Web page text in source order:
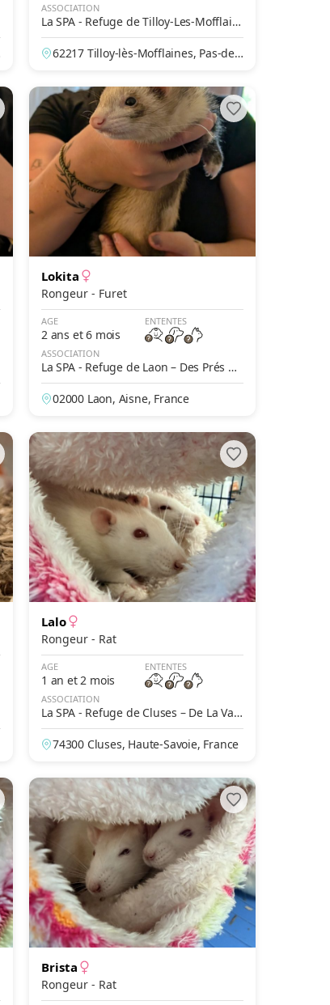
ASSOCIATION
La SPA - Refuge de Tilloy-Les-Mofflain
es – Arras
62217 Tilloy-lès-Mofflaines, Pas-de-
Lokita
Rongeur - Furet
AGE
2 ans et 6 mois
ENTENTES
ASSOCIATION
La SPA - Refuge de Laon – Des Prés de
Longuevalle
02000 Laon, Aisne, France
Lalo
Rongeur - Rat
AGE
1 an et 2 mois
ENTENTES
ASSOCIATION
La SPA - Refuge de Cluses – De La Vall
ée Blanche
74300 Cluses, Haute-Savoie, France
Brista
Rongeur - Rat